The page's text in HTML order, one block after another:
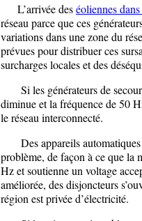
L’arrivée deséoliennes
réseau parce que ces
variations dans une zone du
prévues pour distribuer ces
surcharges locales et des
Si les générateurs de
diminue et la fréquence de 50
le réseau interconnecté.
Des appareils automatiques
problème, de façon à ce que la
Hz et soutienne un voltage
améliorée, des disjoncteurs
région est privée d’électricité.